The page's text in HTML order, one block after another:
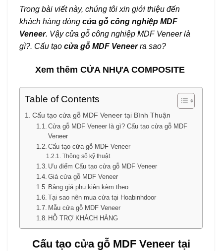
Trong bài viết này, chúng tôi xin giới thiệu đến
khách hàng dòng cửa gỗ công nghiệp MDF
Veneer. Vậy cửa gỗ công nghiệp MDF Veneer là
gì?. Cấu tạo cửa gỗ MDF Veneerra sao?
Xem thêm CỬA NHỰA COMPOSITE
Table of Contents
Cấu tạo cửa gỗ MDF Veneer tại Bình Thuận
Cửa gỗ MDF Veneer là gì? Cấu tạo cửa gỗ MDF
Veneer
Cấu tạo cửa gỗ MDF Veneer
Thông số kỹ thuật
Ưu điểm Cấu tạo cửa gỗ MDF Veneer
Giá cửa gỗ MDF Veneer
Bảng giá phụ kiện kèm theo
Tại sao nên mua cửa tại Hoabinhdoor
Mẫu cửa gỗ MDF Veneer
HỖ TRỢ KHÁCH HÀNG
Cấu tạo cửa gỗ MDF Veneertại